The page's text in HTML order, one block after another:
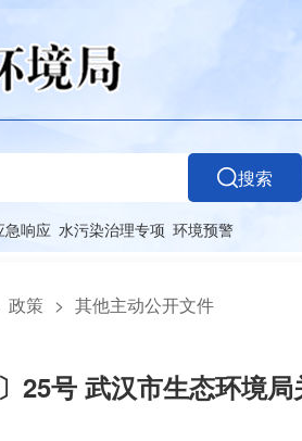
搜索
急响应 水污染治理专项 环境预警
政策 > 其他主动公开文件
25号 武汉市生态环境